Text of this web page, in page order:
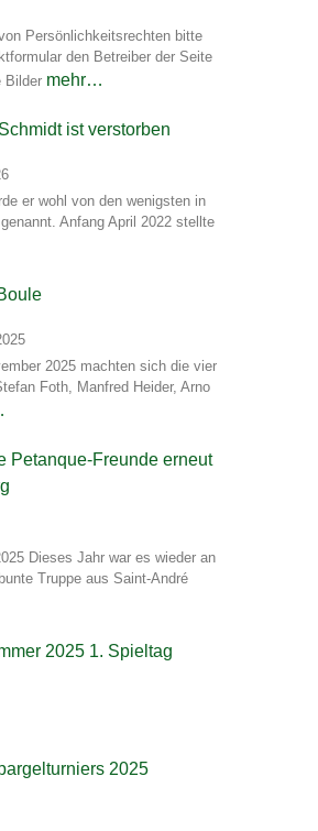
Persönlichkeitsrechten bitte
den Betreiber der Seite
Bilder mehr…
ist verstorben
er wohl von den wenigsten in
Anfang April 2022 stellte
2025 machten sich die vier
Foth, Manfred Heider, Arno
Petanque-Freunde erneut
Dieses Jahr war es wieder an
Truppe aus Saint-André
2025 1. Spieltag
2025